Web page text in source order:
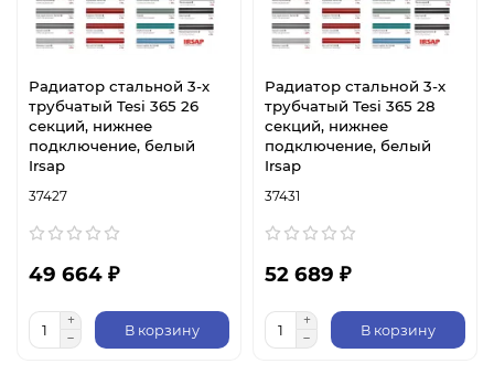
Радиатор стальной 3-х
трубчатый Tesi 365 26
секций, нижнее
подключение, белый
Irsap
37427
49 664 ₽
В корзину
Радиатор стальной 3-х
трубчатый Tesi 365 28
секций, нижнее
подключение, белый
Irsap
37431
52 689 ₽
В корзину